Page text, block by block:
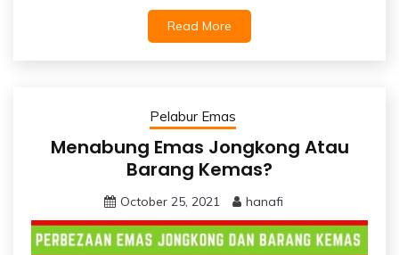
Read More
Pelabur Emas
Menabung Emas Jongkong Atau
Barang Kemas?
October 25, 2021 hanafi